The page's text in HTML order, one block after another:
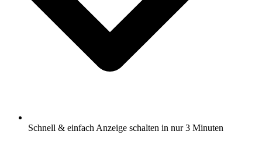
Schnell & einfach Anzeige schalten in nur 3 Minuten